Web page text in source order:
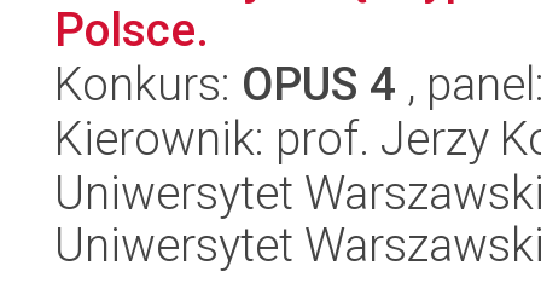
Polsce.
Konkurs: OPUS 4 ,
Kierownik: prof. Jerzy
Uniwersytet
Uniwersytet